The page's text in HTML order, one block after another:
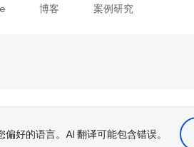
博客 案例研究
好的语言。AI 翻译可能包含错误。